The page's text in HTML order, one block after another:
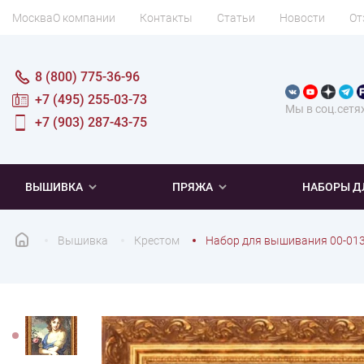
МоскваО компании Контакты Статьи Новости
Мы в
8 (800) 775-36-96
+7 (495) 255-03-73
+7 (903) 287-43-75
ВЫШИВКА ПРЯЖА НАБОРЫ
Вышивка Крестом Набор для вышивания 00-